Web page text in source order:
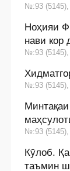
№:93 (5145),
Ноҳияи
нави кор
№:93 (5145),
№:93 (5145),
№:93 (5145),
Кӯлоб.
таъмин